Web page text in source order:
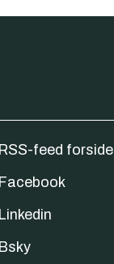
RSS-feed forside
Facebook
Linkedin
Bsky